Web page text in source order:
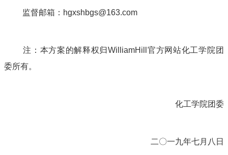
监督邮箱：hgxshbgs@163.com
注：本方案的解释权归WilliamHill官方网站化工学院团
委所有。
化工学院团委
二〇一九年七月八日